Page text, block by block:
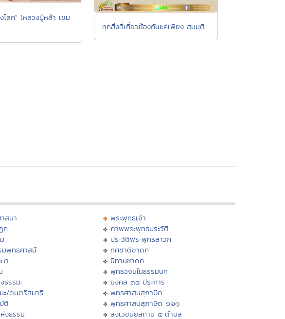
โลก" (หลวงปู่หล้า เขม
ทุกสิ่งที่เกี่ยวข้องกันแค่เพียง สมมุติ
สนา
ก
พุทธศาสน์
า
ธรรมะ
ะ/ดนตรีสมาธิ
ติ
งธรรม
พระพุทธเจ้า
ภาพพระพุทธประวัติ
ประวัติพระพุทธสาวก
ทศชาติชาดก
นิทานชาดก
พุทธวจนในธรรมบท
มงคล ๓๘ ประการ
พุทธศาสนสุภาษิต
พุทธศาสนสุภาษิต ๖๒๑
สังเวชนียสถาน ๔ ตำบล